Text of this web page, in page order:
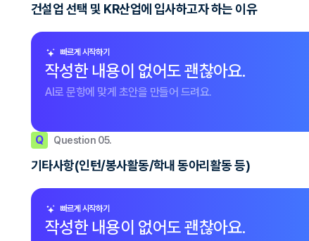
건설업 선택 및 KR산업에 입사하고자 하는 이유
빠르게 시작하기
작성한 내용이 없어도 괜찮아요.
AI로 문항에 맞게 초안을 만들어 드려요.
Q Question 05.
기타사항(인턴/봉사활동/학내 동아리활동 등)
빠르게 시작하기
작성한 내용이 없어도 괜찮아요.